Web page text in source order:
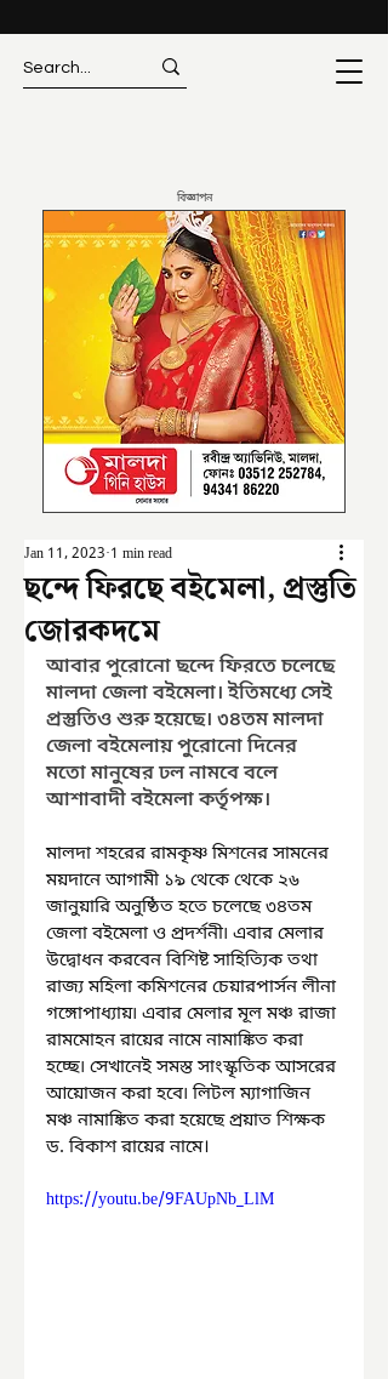
বিজ্ঞাপন
ছন্দে ফিরছে বইমেলা, প্রস্তুতি
জোরকদমে
Jan 11, 2023 1 min read
আবার পুরোনো ছন্দে ফিরতে চলেছে
মালদা জেলা বইমেলা। ইতিমধ্যে সেই
প্রস্তুতিও শুরু হয়েছে। ৩৪তম মালদা
জেলা বইমেলায় পুরোনো দিনের
মতো মানুষের ঢল নামবে বলে
আশাবাদী বইমেলা কর্তৃপক্ষ।
মালদা শহরের রামকৃষ্ণ মিশনের সামনের
ময়দানে আগামী ১৯ থেকে থেকে ২৬
জানুয়ারি অনুষ্ঠিত হতে চলেছে ৩৪তম
জেলা বইমেলা ও প্রদর্শনী৷ এবার মেলার
উদ্বোধন করবেন বিশিষ্ট সাহিত্যিক তথা
রাজ্য মহিলা কমিশনের চেয়ারপার্সন লীনা
গঙ্গোপাধ্যায়৷ এবার মেলার মূল মঞ্চ রাজা
রামমোহন রায়ের নামে নামাঙ্কিত করা
হচ্ছে৷ সেখানেই সমস্ত সাংস্কৃতিক আসরের
আয়োজন করা হবে৷ লিটল ম্যাগাজিন
মঞ্চ নামাঙ্কিত করা হয়েছে প্রয়াত শিক্ষক
ড. বিকাশ রায়ের নামে।
https://youtu.be/9FAUpNb_LlM